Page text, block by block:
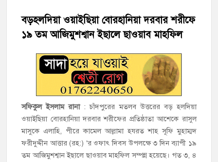
শাহরাস্তিতে মসজিদ কমিটি নিয়ে সংঘর্ষ, উভয় পক্ষের আহত ৫
হাজীগঞ্জের টোরাগড় কাজী বাড়ি সড়কে রহিমা ভবনের প্রধান ফটক লক
হাজীগঞ্জ পৌরসভার মেয়র প্রার্থী অ্যাড. টিটু টোরাগড় পূর্বপাড়া জামে
মসজিদে জুমা আদায়
হাজীগঞ্জে শিক্ষার্থীদের লেখাপড়ার মানোন্নয়নে ও উপস্থিতি নিশ্চিতকরণে
অভিভাবক সমাবেশ
বড়হলদিয়া ওয়াইছিয়া বোরহানিয়া দরবার শরীফে
১৯ তম আজিমুশশ্বান ইছালে ছাওয়াব মাহফিল
সফিকুল ইসলাম রানা: চাঁদপুরের মতলব উত্তরের বড় হলদিয়া
ওয়াইছিয়া বোরহানিয়া দরবার শরীফের প্রতিষ্ঠাতা আশেকে রাসুল
মাসুকে এলাহি, পীরে কামেল আল্লামা হযরত শাহ সূফি মুহাম্মদ
ফরীদুদ্দীন আত্তার (রহ:) ‘র ওফাৎ দিবস উপলক্ষে ৩ দিন ব্যাপী ১৯
তম আজিমুশশ্বান ইছালে ছাওয়াব মাহফিল সম্পন্ন হয়েছে। গত ৩, ৪